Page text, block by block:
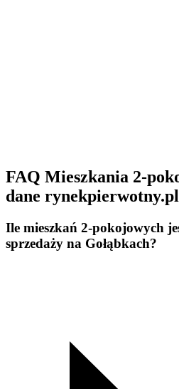
FAQ Mieszkania 2-
dane rynekpierwotny.pl
Ile mieszkań 2-pokojowych
sprzedaży na Gołąbkach?